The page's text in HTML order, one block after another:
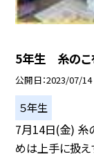
5年生 糸のこ
公開日 2023/07/14
５年生
7月14日(金) 糸
めは上手に扱え